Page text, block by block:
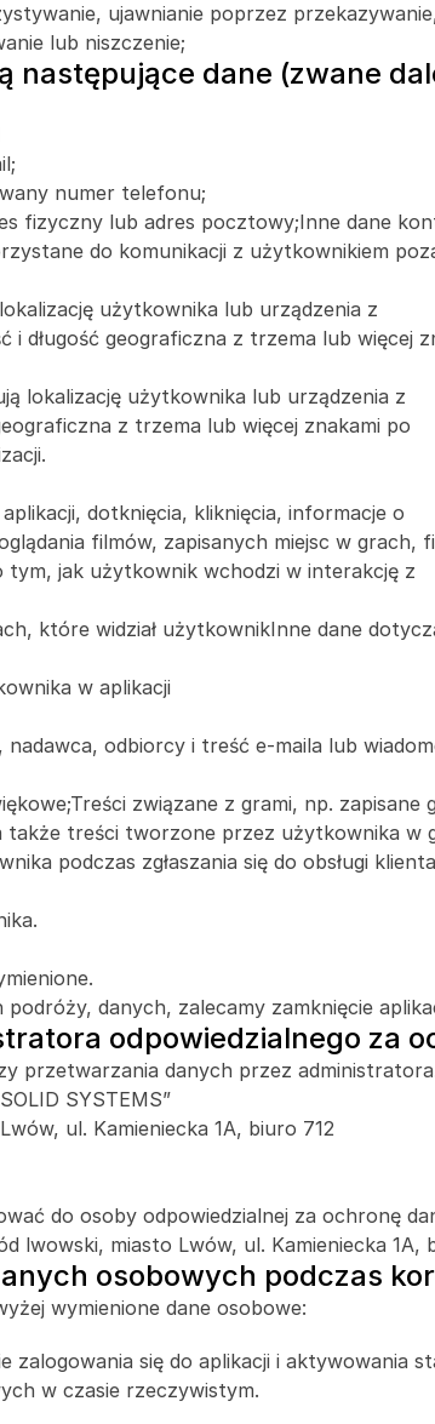
ujawnianie poprzez
lub niszczenie;
następujące dane (zwane
numer telefonu;
fizyczny lub adres pocztowy;Inne dane
do komunikacji z użytkownikiem
użytkownika lub urządzenia z
długość geograficzna z trzema lub więcej
lokalizację użytkownika lub urządzenia z
z trzema lub więcej znakami po
dotknięcia, kliknięcia, informacje o
filmów, zapisanych miejsc w grach,
jak użytkownik wchodzi w interakcję z
które widział użytkownikInne dane
w aplikacji
odbiorcy i treść e-maila lub
związane z grami, np. zapisane
treści tworzone przez użytkownika w
podczas zgłaszania się do obsługi
danych, zalecamy zamknięcie
odpowiedzialnego za
przetwarzania danych przez
SYSTEMS”
ul. Kamieniecka 1A, biuro 712
do osoby odpowiedzialnej za ochronę
lwowski, miasto Lwów, ul. Kamieniecka 1A,
osobowych podczas
wymienione dane osobowe:
zalogowania się do aplikacji i aktywowania
w czasie rzeczywistym.